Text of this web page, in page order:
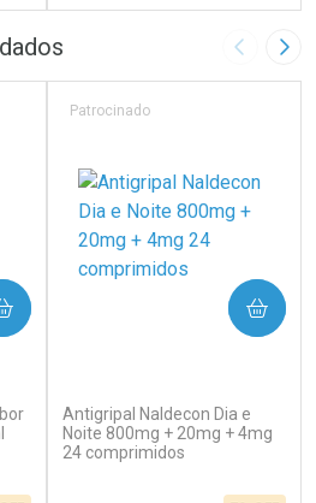
FECHAR
FECHAR
Laboratório
Ativar Desconto
Por Menos
Comprar sem Desconto
Imagem
Antigripal Naldecon Dia e
Noite 800mg + 20mg + 4mg
24 comprimidos
Patrocinado
COMPRAR